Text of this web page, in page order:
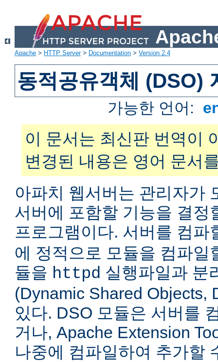
Apache > HTTP Server> Documentation > Version 2.4
동적공유객체 (DSO)
가능한 언어:
이 문서는 최신판 번역이
변경된 내용은 영어 문서
아파치 웹서버는 관리자가
서버에 포함할 기능을 결정
프로그램이다. 서버를 컴파
에 정적으로 모듈을 컴파일
듈을 httpd 실행파일과 분
(Dynamic Shared Objects,
있다. DSO 모듈은 서버를
거나, Apache Extension
나중에 컴파일하여 추가할